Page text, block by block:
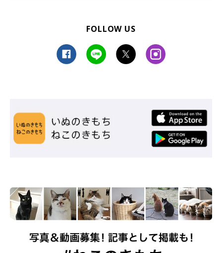
最後に紹介するのは、環境の変化を嫌う猫の習性に合わない飼い
主さんの行動例。
引越しや、家族構成の変化（赤ちゃんの誕生や結婚など）といっ
た、ヒトでもストレスなるような大きな環境の変化に猫もイライ
ラします。
FOLLOW US